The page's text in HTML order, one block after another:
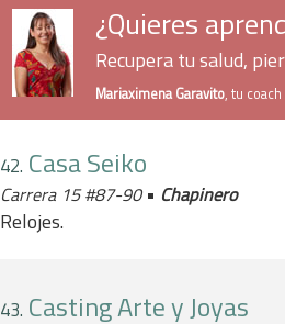
¿Quieres
Recupera tu salud,
Mariaximena Garavito, tu
42. Casa Seiko
Carrera 15 #87-90 • Chapinero
Relojes.
43. Casting Arte y Joyas